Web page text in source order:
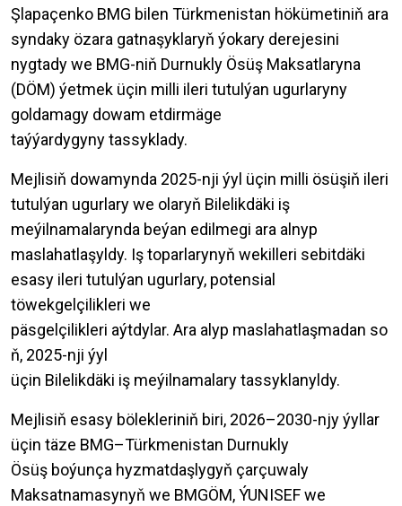
Şlapaçenko BMG bilen Türkmenistan hökümetiniň ara
syndaky özara gatnaşyklaryň ýokary derejesini
nygtady we BMG-niň Durnukly Ösüş Maksatlaryna
(DÖM) ýetmek üçin milli ileri tutulýan ugurlaryny
goldamagy dowam etdirmäge
taýýardygyny tassyklady.
Mejlisiň dowamynda 2025-nji ýyl üçin milli ösüşiň ileri
tutulýan ugurlary we olaryň Bilelikdäki iş
meýilnamalarynda beýan edilmegi ara alnyp
maslahatlaşyldy. Iş toparlarynyň wekilleri sebitdäki
esasy ileri tutulýan ugurlary, potensial
töwekgelçilikleri we
päsgelçilikleri aýtdylar. Ara alyp maslahatlaşmadan so
ň, 2025-nji ýyl
üçin Bilelikdäki iş meýilnamalary tassyklanyldy.
Mejlisiň esasy bölekleriniň biri, 2026–2030-njy ýyllar
üçin täze BMG–Türkmenistan Durnukly
Ösüş boýunça hyzmatdaşlygyň çarçuwaly
Maksatnamasynyň we BMGÖM, ÝUNISEF we